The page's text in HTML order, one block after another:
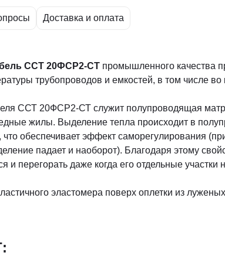
Доставка и оплата
ССТ 20ФСР2-СТ промышленного качества
трубопроводов и емкостей, в том числе
ССТ 20ФСР2-СТ служит полупроводящая
жилы. Выделение тепла происходит в
что обеспечивает эффект саморегулирования
падает и наоборот). Благодаря этому
перегорать даже когда его отдельные участки
эластомера поверх оплетки из